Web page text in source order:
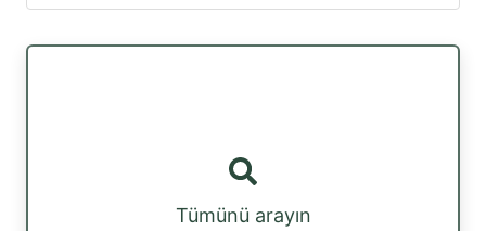
Tümünü arayın